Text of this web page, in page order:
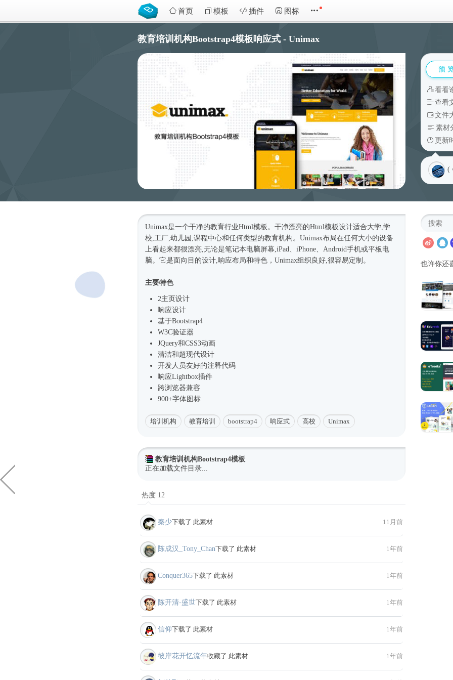
首页 模板 插件 图标
教育培训机构Bootstrap4模板响应式 - Unimax
预
看看
查看
文件
素材
更新
(
Unimax是一个干净的教育行业Html模板 。干净漂亮的Html模板设计适合大学,学
校,工厂,幼儿园,课程中心和任何类型的教育机构。Unimax布局在任何大小的设备
上看起来都很漂亮,无论是笔记本电脑屏幕,iPad、iPhone、Android手机或平板电
脑。它是面向目的设计,响应布局和特色，Unimax组织良好,很容易定制。
主要特色
2主页设计
响应设计
基于Bootstrap4
W3C验证器
JQuery和CSS3动画
清洁和超现代设计
开发人员友好的注释代码
响应Lightbox插件
跨浏览器兼容
900+字体图标
培训机构 教育培训 bootstrap4 响应式 高校 Unimax
教育培训机构Bootstrap4模板
正在加载文件目录...
热度 12
秦少下载了 此素材 11月前
陈成汉_Tony_Chan下载了 此素材 1年前
Conquer365下载了 此素材 1年前
陈开清-盛世下载了 此素材 1年前
信仰下载了 此素材 1年前
彼岸花开忆流年收藏了 此素材 1年前
也许你还